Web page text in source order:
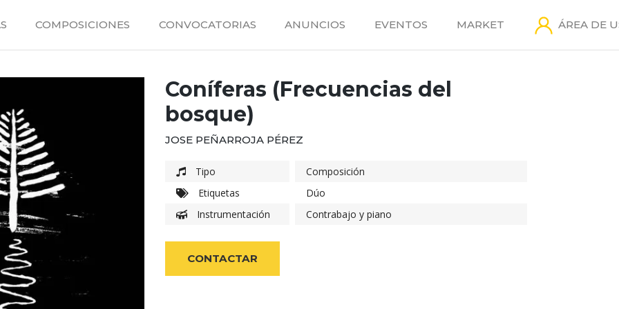
COMPOSICIONES CONVOCATORIAS ANUNCIOS EVENTOS MARKET ÁREA DE
Coníferas (Frecuencias del
bosque)
JOSE PEÑARROJA PÉREZ
Tipo
Composición
Etiquetas
Dúo
Instrumentación
Contrabajo y piano
CONTACTAR